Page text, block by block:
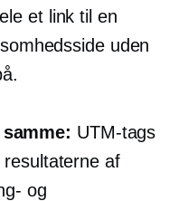
et link til en
uden
UTM-tags
af
og